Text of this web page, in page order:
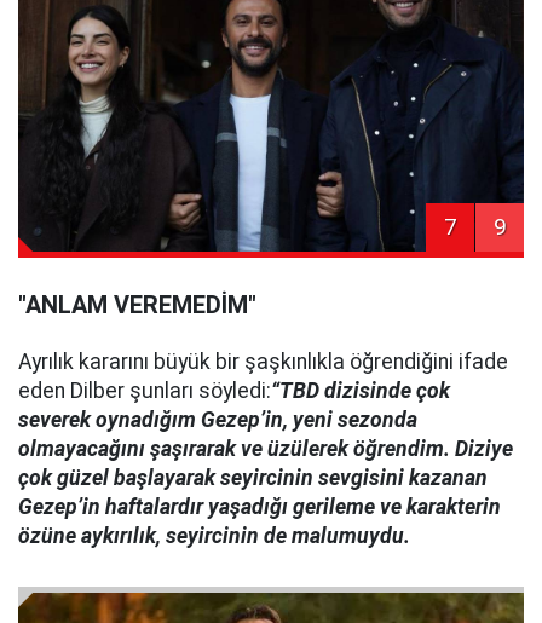
7 9
"ANLAM VEREMEDİM"
Ayrılık kararını büyük bir şaşkınlıkla öğrendiğini ifade
eden Dilber şunları söyledi:“TBD dizisinde çok
severek oynadığım Gezep’in, yeni sezonda
olmayacağını şaşırarak ve üzülerek öğrendim. Diziye
çok güzel başlayarak seyircinin sevgisini kazanan
Gezep’in haftalardır yaşadığı gerileme ve karakterin
özüne aykırılık, seyircinin de malumuydu.